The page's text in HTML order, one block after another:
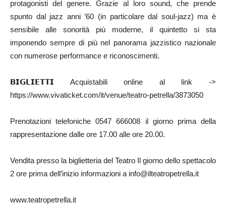
protagonisti del genere. Grazie al loro sound, che prende
spunto dal jazz anni ’60 (in particolare dal soul-jazz) ma è
sensibile alle sonorità più moderne, il quintetto si sta
imponendo sempre di più nel panorama jazzistico nazionale
con numerose performance e riconoscimenti.
𝗕𝗜𝗚𝗟𝗜𝗘𝗧𝗧𝗜 Acquistabili online al link ->
https://www.vivaticket.com/it/venue/teatro-petrella/3873050
Prenotazioni telefoniche 0547 666008 il giorno prima della
rappresentazione dalle ore 17.00 alle ore 20.00.
Vendita presso la biglietteria del Teatro Il giorno dello spettacolo
2 ore prima dell’inizio informazioni a info@ilteatropetrella.it
www.teatropetrella.it